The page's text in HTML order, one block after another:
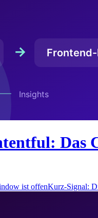
ist offenKurz-Signal: